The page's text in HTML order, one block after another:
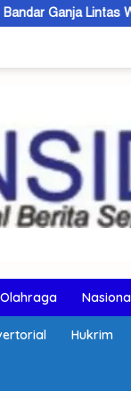
Dibekuk di
Olahraga
Hukrim